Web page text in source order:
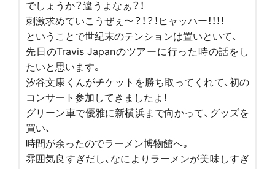
でしょうか？違うよなぁ？！
刺激求めていこうぜぇ〜？！？！ヒャッハー！！！！
ということで世紀末のテンションは置いといて、
先日のTravis Japanのツアーに行った時の話をし
たいと思います。
汐谷文康くんがチケットを勝ち取ってくれて、初の
コンサート参加してきましたよ！
グリーン車で優雅に新横浜まで向かって、グッズを
買い、
時間が余ったのでラーメン博物館へ。
雰囲気良すぎだし、なによりラーメンが美味しすぎ